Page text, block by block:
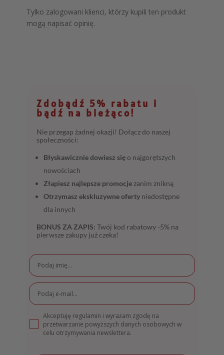
Tylko zalogowani klienci, którzy kupili ten produkt
mogą napisać opinię.
Zdobądź 5% rabatu i
bądź na bieżąco!
Nie przegap żadnej okazji! Dołącz do naszej
społeczności:
Błyskawicznie dowiesz sięo najgorętszych
nowościach
Złapiesz najlepsze promocje zanim znikną
Otrzymasz ekskluzywne oferty niedostępne
dla innych
BONUS ZA ZAPIS: Twój kod rabatowy -5% na
pierwsze zakupy już czeka!
Akceptuję regulamin i wyrażam zgodę na
przetwarzanie powyższych danych osobowych w
celu otrzymywania newslettera.